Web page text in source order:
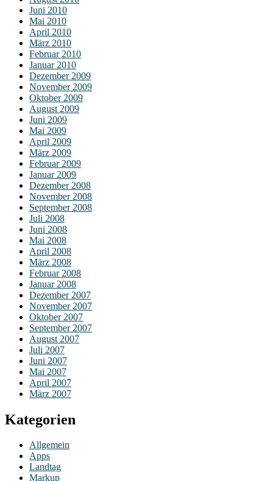
Juni 2010
Mai 2010
April 2010
März 2010
Februar 2010
Januar 2010
Dezember 2009
November 2009
Oktober 2009
August 2009
Juni 2009
Mai 2009
April 2009
März 2009
Februar 2009
Januar 2009
Dezember 2008
November 2008
September 2008
Juli 2008
Juni 2008
Mai 2008
April 2008
März 2008
Februar 2008
Januar 2008
Dezember 2007
November 2007
Oktober 2007
September 2007
August 2007
Juli 2007
Juni 2007
Mai 2007
April 2007
März 2007
Kategorien
Allgemein
Apps
Landtag
Markup